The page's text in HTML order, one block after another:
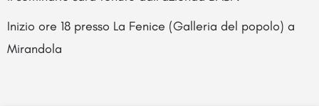
Inizio ore 18 presso La Fenice (Galleria del popolo) a
Mirandola